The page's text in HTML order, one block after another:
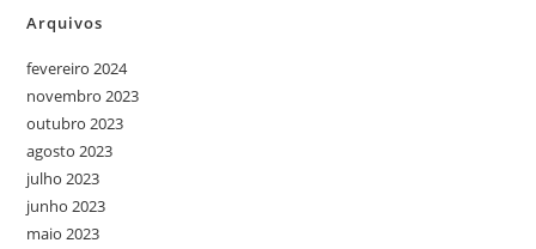
Arquivos
fevereiro 2024
novembro 2023
outubro 2023
agosto 2023
julho 2023
junho 2023
maio 2023